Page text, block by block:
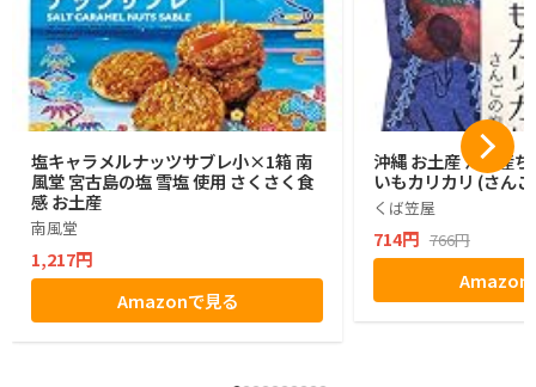
塩キャラメルナッツサブレ小×1箱 南
風堂 宮古島の塩 雪塩 使用 さくさく食
感 お土産
南風堂
1,217円
Amazonで見る
沖縄 お土産 沖縄産
いもカリカリ (さん
くば笠屋
714円 766円
Amazon